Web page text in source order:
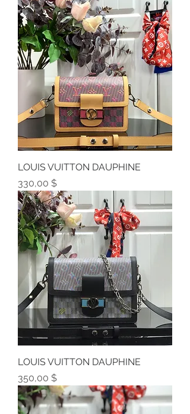
LOUIS VUITTON DAUPHINE
Preis
330,00 $
LOUIS VUITTON DAUPHINE
Preis
350,00 $